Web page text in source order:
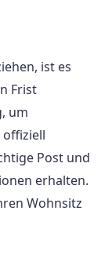
ist es
Frist
um
offiziell
Post und
erhalten.
Wohnsitz